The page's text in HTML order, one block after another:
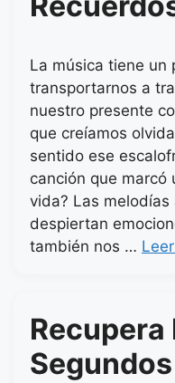
La música tiene un
transportarnos a
nuestro presente
que creíamos
sentido ese
canción que
vida? Las
despiertan
también nos …
Recupera
Segundos